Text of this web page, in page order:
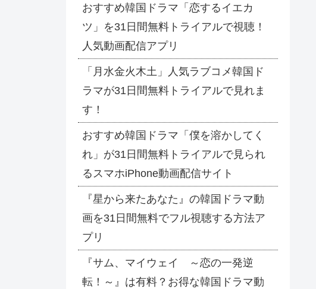
おすすめ韓国ドラマ「恋するイエカ
ツ」を31日間無料トライアルで視聴！
人気動画配信アプリ
「月水金火木土」人気ラブコメ韓国ド
ラマが31日間無料トライアルで見れま
す！
おすすめ韓国ドラマ「僕を溶かしてく
れ」が31日間無料トライアルで見られ
るスマホiPhone動画配信サイト
『星から来たあなた』の韓国ドラマ動
画を31日間無料でフル視聴する方法ア
プリ
『サム、マイウェイ ～恋の一発逆
転！～』は有料？お得な韓国ドラマ動